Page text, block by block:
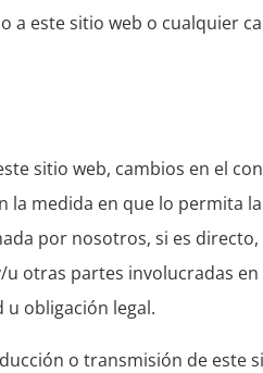
a este sitio web o cualquier
sitio web, cambios en el
medida en que lo permita
por nosotros, si es
otras partes involucradas
obligación legal.
o transmisión de este